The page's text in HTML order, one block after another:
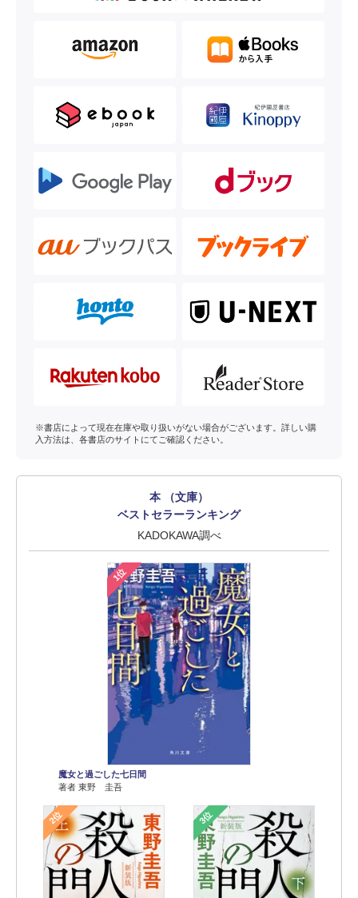
※書店によって現在在庫や取り扱いがない場合がございます。詳しい購
入方法は、各書店のサイトにてご確認ください。
本 （文庫）
ベストセラーランキング
KADOKAWA調べ
1位
魔女と過ごした七日間
著者 東野 圭吾
2位 3位